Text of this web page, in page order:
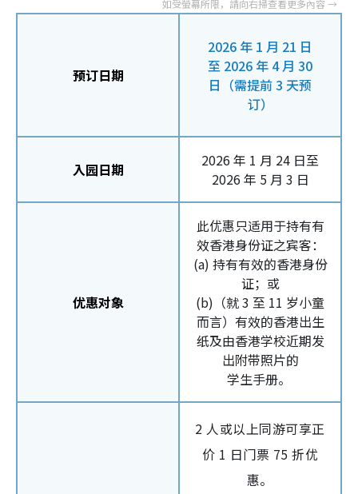
预订日期
2026 年 1 月 21 日
至 2026 年 4 月 30
日（需提前 3 天预
订）
入园日期
2026 年 1 月 24 日至
2026 年 5 月 3 日
优惠对象
此优惠只适用于持有有
效香港身份证之宾客：
(a) 持有有效的香港身份
证；或
(b)（就 3 至 11 岁小童
而言）有效的香港出生
纸及由香港学校近期发
出附带照片的
学生手册。
2 人或以上同游可享正
价 1 日门票 75 折优
惠。